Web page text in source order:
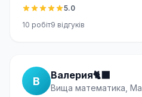
5.0
10 робіт9 відгуків
В Валерия🐈‍⬛
Вища математика,